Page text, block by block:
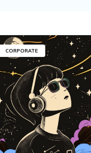
CORPORATE